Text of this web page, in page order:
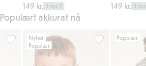
149 kr. 3 for 2 149 kr. 3
Populært akkurat nå
Cargobukser i elastisk twill, Legg til i
Nyhet
Populær
Rugbytrøye i
Populær